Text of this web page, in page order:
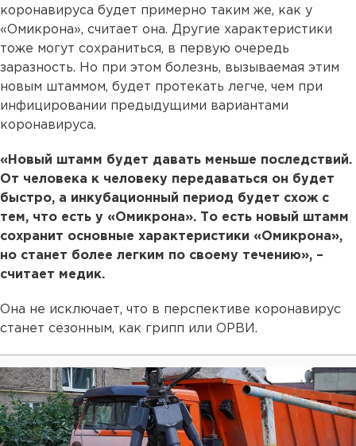
коронавируса будет примерно таким же, как у
«Омикрона», считает она. Другие характеристики
тоже могут сохраниться, в первую очередь
заразность. Но при этом болезнь, вызываемая этим
новым штаммом, будет протекать легче, чем при
инфицировании предыдущими вариантами
коронавируса.
«Новый штамм будет давать меньше последствий.
От человека к человеку передаваться он будет
быстро, а инкубационный период будет схож с
тем, что есть у «Омикрона». То есть новый штамм
сохранит основные характеристики «Омикрона»,
но станет более легким по своему течению», –
считает медик.
Она не исключает, что в перспективе коронавирус
станет сезонным, как грипп или ОРВИ.